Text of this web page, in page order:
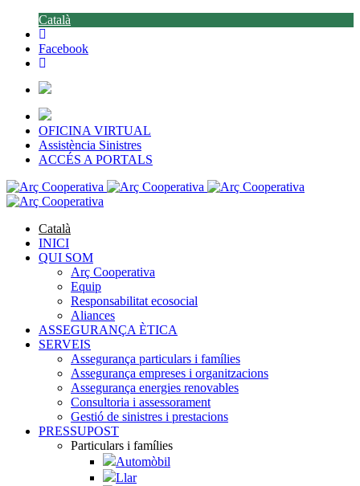
Català
Facebook
OFICINA VIRTUAL
Assistència Sinistres
ACCÉS A PORTALS
Català
INICI
QUI SOM
Arç Cooperativa
Equip
Responsabilitat ecosocial
Aliances
ASSEGURANÇA ÈTICA
SERVEIS
Assegurança particulars i famílies
Assegurança empreses i organitzacions
Assegurança energies renovables
Consultoria i assessorament
Gestió de sinistres i prestacions
PRESSUPOST
Particulars i famílies
Automòbil
Llar